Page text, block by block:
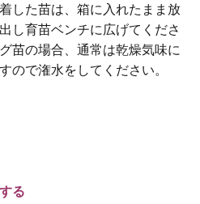
した苗は、箱に入れたまま放
し育苗ベンチに広げてくださ
苗の場合、通常は乾燥気味に
ので潅水をしてください。
る